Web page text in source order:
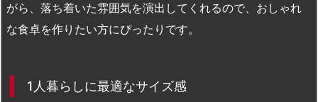
がら、落ち着いた雰囲気を演出してくれるので、おしゃれ
な食卓を作りたい方にぴったりです。
1人暮らしに最適なサイズ感